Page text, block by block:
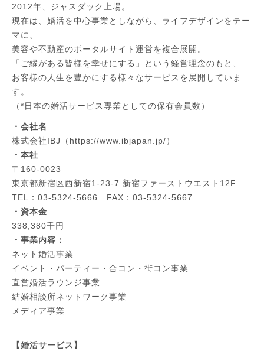
2012年、ジャスダック上場。
現在は、婚活を中心事業としながら、ライフデザインをテー
マに、
美容や不動産のポータルサイト運営を複合展開。
「ご縁がある皆様を幸せにする」という経営理念のもと、
お客様の人生を豊かにする様々なサービスを展開していま
す。
（*日本の婚活サービス専業としての保有会員数）
・会社名
株式会社IBJ（https://www.ibjapan.jp/）
・本社
〒160-0023
東京都新宿区西新宿1-23-7 新宿ファーストウエスト12F
TEL：03-5324-5666 FAX：03-5324-5667
・資本金
338,380千円
・事業内容：
ネット婚活事業
イベント・パーティー・合コン・街コン事業
直営婚活ラウンジ事業
結婚相談所ネットワーク事業
メディア事業
【婚活サービス】